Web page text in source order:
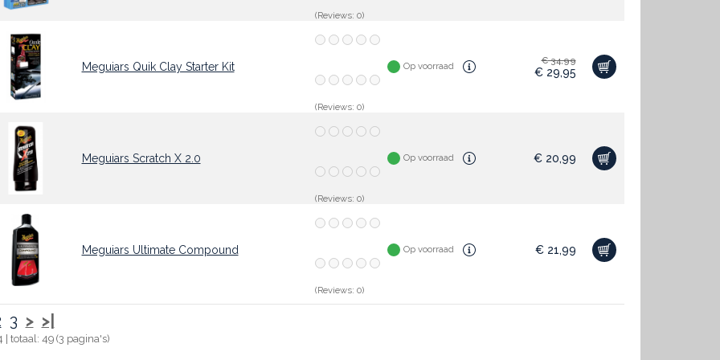
(Reviews: 0)
Meguiars Quik Clay Starter Kit
(Reviews: 0)
Op voorraad
€34,99
€29,95
Meguiars Scratch X 2.0
(Reviews: 0)
Op voorraad €20,99
Meguiars Ultimate Compound
(Reviews: 0)
Op voorraad €21,99
3 > >|
| totaal: 49 (3 pagina's)